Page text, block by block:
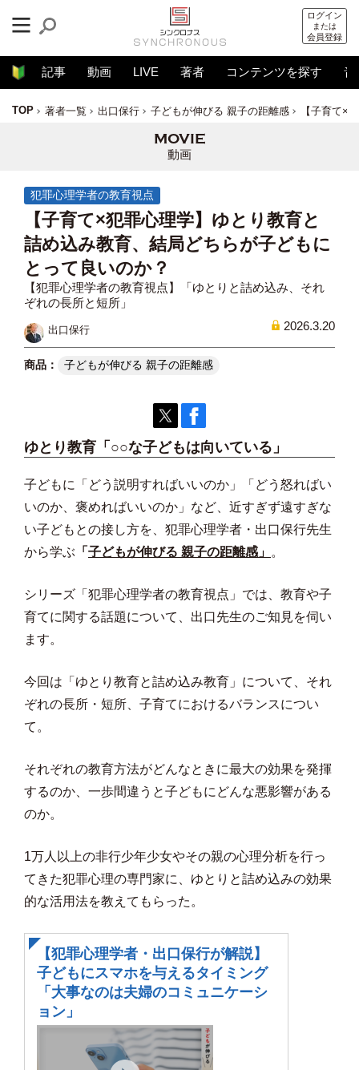
ログイン
または
会員登録
記事 動画 LIVE 著者 コンテンツを探す 音
TOP 著者一覧 出口保行 子どもが伸びる 親子の距離感 【子育て×
動画
犯罪心理学者の教育視点
【子育て×犯罪心理学】ゆとり教育と
詰め込み教育、結局どちらが子どもに
とって良いのか？
【犯罪心理学者の教育視点】「ゆとりと詰め込み、それ
ぞれの長所と短所」
出口保行 2026.3.20
子どもが伸びる 親子の距離感
ゆとり教育「○○な子どもは向いている」
子どもに「どう説明すればいいのか」「どう怒ればい
いのか、褒めればいいのか」など、近すぎず遠すぎな
い子どもとの接し方を、犯罪心理学者・出口保行先生
から学ぶ 「 子どもが伸びる 親子の距離感」 。
シリーズ「犯罪心理学者の教育視点」では、教育や子
育てに関する話題について、出口先生のご知見を伺い
ます。
今回は「ゆとり教育と詰め込み教育」について、それ
ぞれの長所・短所、子育てにおけるバランスについ
て。
それぞれの教育方法がどんなときに最大の効果を発揮
するのか、一歩間違うと子どもにどんな悪影響がある
のか。
1万人以上の非行少年少女やその親の心理分析を行っ
てきた犯罪心理の専門家に、ゆとりと詰め込みの効果
的な活用法を教えてもらった。
【犯罪心理学者・出口保行が解説】
子どもにスマホを与えるタイミング
「大事なのは夫婦のコミュニケーシ
ョン」